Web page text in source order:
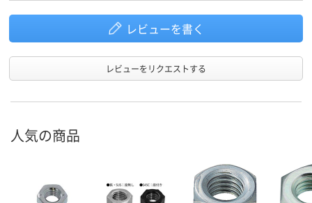
レビューを書く
レビューをリクエストする
人気の商品